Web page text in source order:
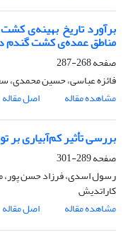
برآورد تاریخ بهینه‌ی
مناطق عمده‌ی کشت گندم
صفحه268-287
فائزه عباسی، حسین محمدی،
مشاهده مقاله
اصل مقاله
بررسی تأثیر کم‌آبیاری
صفحه289-301
رسول اسدی، فرزاد حسن پور،
کاراتدیش
مشاهده مقاله
اصل مقاله